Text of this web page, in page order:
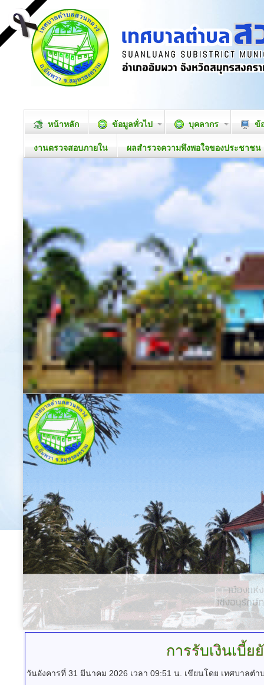
หน้าหลัก ข้อมูลทั่วไป บุคลากร ข้
งานตรวจสอบภายใน ผลสำรวจความพึงพอใจของประชาชน
การรับเงินเบี้
วันอังคารที่ 31 มีนาคม 2026 เวลา 09:51 น. เขียนโดย เทศบาลตำ